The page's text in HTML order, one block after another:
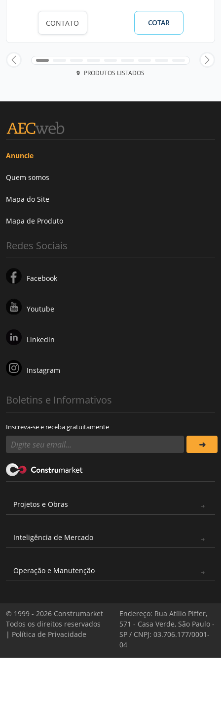
CONTATO COTAR
9 PRODUTOS LISTADOS
Anuncie
Quem somos
Mapa do Site
Mapa de Produto
Redes Sociais
Facebook
Youtube
Linkedin
Instagram
Boletins e Informativos
Inscreva-se e receba gratuitamente
Projetos e Obras
Inteligência de Mercado
Operação e Manutenção
© 1999 - 2026 Construmarket
Todos os direitos reservados
| Política de Privacidade
Endereço: Rua Atílio Piffer,
571 - Casa Verde, São Paulo -
SP / CNPJ: 03.706.177/0001-
04